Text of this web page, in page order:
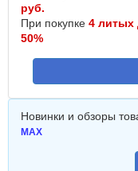
руб.
При покупке 4 литых
50%
Новинки и обзоры
MAX